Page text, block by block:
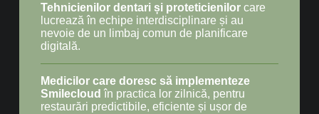
Tehnicienilor dentari și proteticienilorcare
lucrează în echipe interdisciplinare și au
nevoie de un limbaj comun de planificare
digitală.
Medicilor care doresc să implementeze
Smilecloud în practica lor zilnică, pentru
restaurări predictibile, eficiente și ușor de